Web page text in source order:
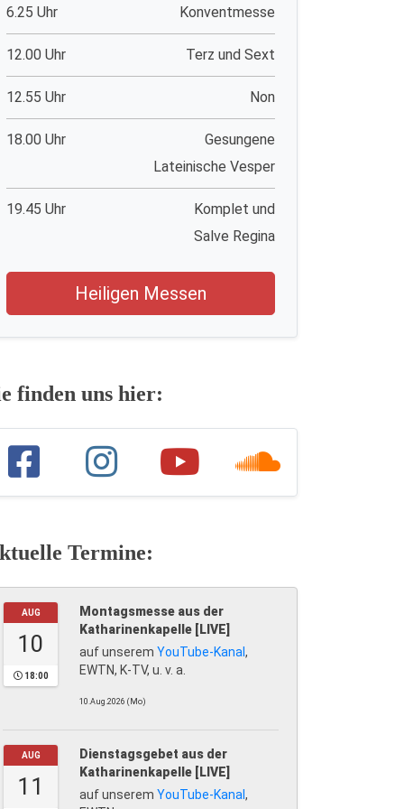
6.25 Uhr Konventmesse
12.00 Uhr Terz und Sext
12.55 Uhr Non
18.00 Uhr
Gesungene
Lateinische Vesper
19.45 Uhr
Komplet und
Salve Regina
Heiligen Messen
finden uns hier:
Termine:
AUG
10
18:00
Montagsmesse aus der
Katharinenkapelle [LIVE]
auf unserem YouTube-Kanal ,
EWTN, K-TV, u. v. a.
10.Aug.2026 (Mo)
AUG
11
Dienstagsgebet aus der
Katharinenkapelle [LIVE]
auf unserem YouTube-Kanal ,